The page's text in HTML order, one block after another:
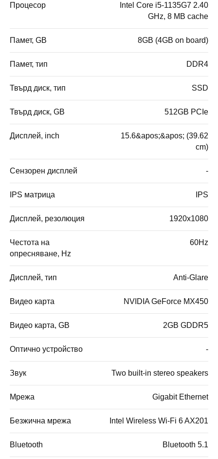
Процесор
Intel Core i5-1135G7 2.40
GHz, 8 MB cache
Памет, GB 8GB (4GB on board)
Памет, тип DDR4
Твърд диск, тип SSD
Твърд диск, GB 512GB PCIe
Дисплей, inch
15.6&apos;&apos; (39.62
cm)
Сензорен дисплей -
IPS матрица IPS
Дисплей, резолюция 1920x1080
Честота на
опресняване, Hz
60Hz
Дисплей, тип Anti-Glare
Видео карта NVIDIA GeForce MX450
Видео карта, GB 2GB GDDR5
Оптично устройство -
Звук Two built-in stereo speakers
Мрежа Gigabit Ethernet
Безжична мрежа Intel Wireless Wi-Fi 6 AX201
Bluetooth Bluetooth 5.1